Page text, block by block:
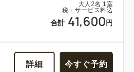
大人 2名 1室
税・サービス料込
合計 41,600 円
詳細 今すぐ予約